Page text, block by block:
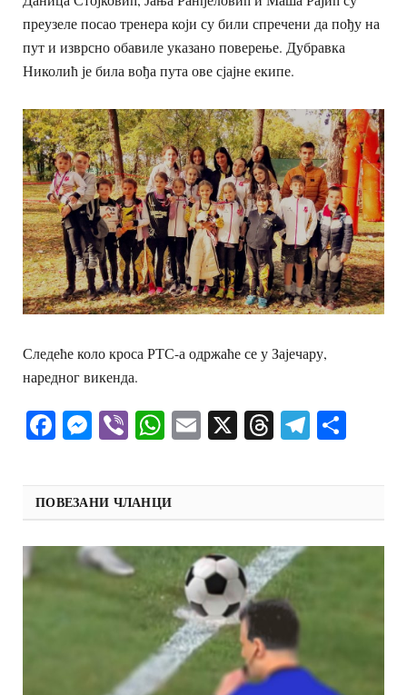
преузеле посао тренера који су били спречени да пођу на
пут и изврсно обавиле указано поверење. Дубравка
Николић је била вођа пута ове сјајне екипе.
Следеће коло кроса РТС-а одржаће се у Зајечару,
наредног викенда.
Facebook
Messenger
ViberWhatsApp
Email
X Threads
ПОВЕЗАНИ ЧЛАНЦИ